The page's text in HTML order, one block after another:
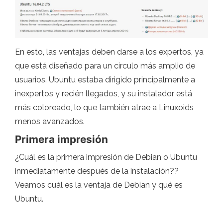
En esto, las ventajas deben darse a los expertos, ya
que está diseñado para un círculo más amplio de
usuarios. Ubuntu estaba dirigido principalmente a
inexpertos y recién llegados, y su instalador está
más coloreado, lo que también atrae a Linuxoids
menos avanzados.
Primera impresión
¿Cuál es la primera impresión de Debian o Ubuntu
inmediatamente después de la instalación??
Veamos cuál es la ventaja de Debian y qué es
Ubuntu.